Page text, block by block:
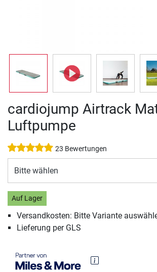
cardiojump Airtrack
Luftpumpe
23 Bewertungen
Bitte wählen
Auf Lager
Versandkosten: Bitte Variante
Lieferung per GLS